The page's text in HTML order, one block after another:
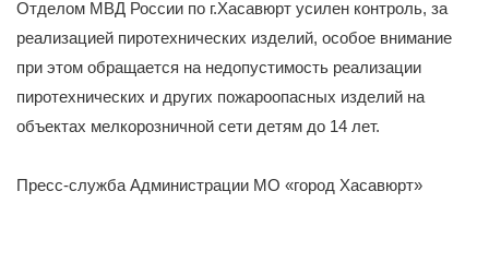
Отделом МВД России по г.Хасавюрт усилен контроль, за
реализацией пиротехнических изделий, особое внимание
при этом обращается на недопустимость реализации
пиротехнических и других пожароопасных изделий на
объектах мелкорозничной сети детям до 14 лет.
Пресс-служба Администрации МО «город Хасавюрт»